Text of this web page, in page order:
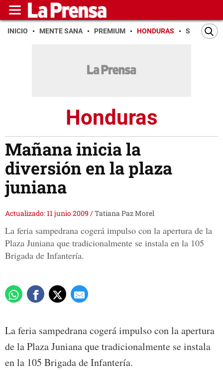
INICIO MENTE SANA PREMIUM HONDURAS SAN PEDRO
Honduras
Mañana inicia la
diversión en la plaza
juniana
Actualizado: 11 junio 2009 /Tatiana Paz Morel
La feria sampedrana cogerá impulso con la apertura de la
Plaza Juniana que tradicionalmente se instala en la 105
Brigada de Infantería.
La feria sampedrana cogerá impulso con la apertura
de la Plaza Juniana que tradicionalmente se instala
en la 105 Brigada de Infantería.